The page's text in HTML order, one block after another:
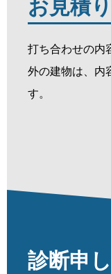
お見積り
打ち合わせの内
外の建物は、内
す。
診断申